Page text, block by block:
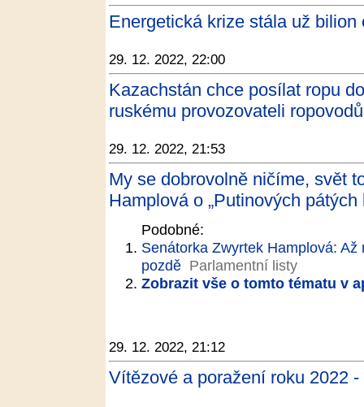
Energetická krize stála už bilion
29. 12. 2022, 22:00
Kazachstán chce posílat ropu
ruskému provozovateli
29. 12. 2022, 21:53
My se dobrovolně ničíme, svět
Hamplová o „Putinových
Podobné:
Senátorka Zwyrtek Hamplová:
pozdě Parlamentní listy
Zobrazit vše o tomto tématu v
29. 12. 2022, 21:12
Vítězové a poražení roku 2022